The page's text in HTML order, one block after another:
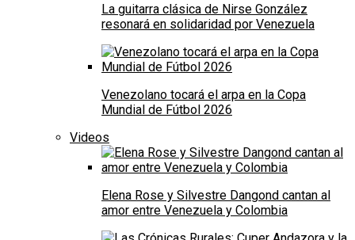
La guitarra clásica de Nirse González
resonará en solidaridad por Venezuela
Venezolano tocará el arpa en la Copa
Mundial de Fútbol 2026
Videos
Elena Rose y Silvestre Dangond cantan al
amor entre Venezuela y Colombia